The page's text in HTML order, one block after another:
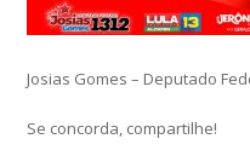
Josias Gomes – Deputado
Se concorda, compartilhe!